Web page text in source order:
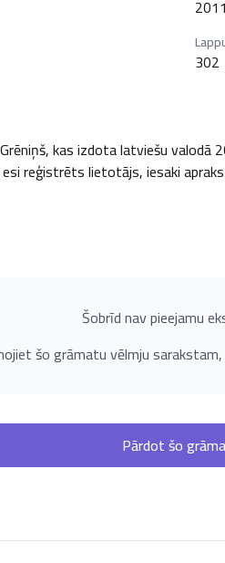
2011
302
kas izdota latviešu
reģistrēts lietotājs, iesaki
Šobrīd nav pieejamu
šo grāmatu vēlmju
Pārdot šo